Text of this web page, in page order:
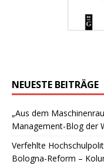
NEUESTE BEITRÄGE
„Aus dem
Management-Blog der
Verfehlte
Bologna-Reform –